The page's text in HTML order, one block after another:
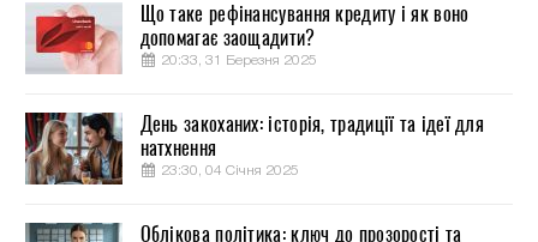
Що таке рефінансування кредиту і як воно
допомагає заощадити?
20:33, 31 Березня 2025
День закоханих: історія, традиції та ідеї для
натхнення
23:30, 04 Січня 2025
Облікова політика: ключ до прозорості та